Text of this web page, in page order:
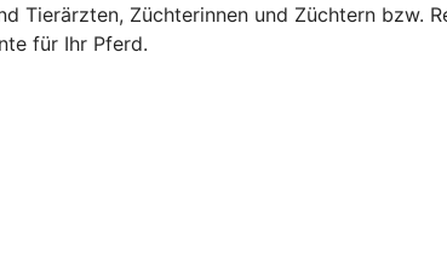
Züchterinnen und Züchtern bzw.
für Ihr Pferd.